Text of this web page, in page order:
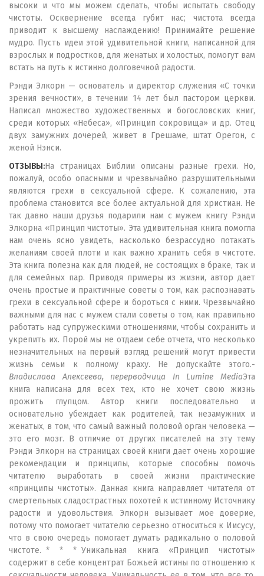
высоки и что мы можем сделать, чтобы испытать свободу
чистоты. Осквернение всегда губит нас; чистота всегда
приводит к высшему наслаждению! Принимайте решение
мудро. Пусть идеи этой удивительной книги, написанной для
взрослых и подростков, для женатых и холостых, помогут вам
встать на путь к истинно долговечной радости.
Рэнди Элкорн — основатель и директор служения «С точки
зрения вечности», в течении 14 лет был пастором церкви.
Написал множество художественных и богословских книг,
среди которых «Небеса», «Принцип сокровища» и др. Отец
двух замужних дочерей, живет в Грешаме, штат Орегон, с
женой Нэнси.
ОТЗЫВЫ:На страницах Библии описаны разные грехи. Но,
пожалуй, особо опасными и чрезвычайно разрушительными
являются грехи в сексуальной сфере. К сожалению, эта
проблема становится все более актуальной для христиан. Не
так давно наши друзья подарили нам с мужем книгу Рэнди
Элкорна «Принцип чистоты». Эта удивительная книга помогла
нам очень ясно увидеть, насколько безрассудно потакать
желаниям своей плоти и как важно хранить себя в чистоте.
Эта книга полезна как для людей, не состоящих в браке, так и
для семейных пар. Приводя примеры из жизни, автор дает
очень простые и практичные советы о том, как распознавать
грехи в сексуальной сфере и бороться с ними. Чрезвычайно
важными для нас с мужем стали советы о том, как правильно
работать над супружескими отношениями, чтобы сохранить и
укрепить их. Порой мы не отдаем себе отчета, что несколько
незначительных на первый взгляд решений могут привести
жизнь семьи к полному краху. Не допускайте этого.-
Владислава Алексеева, перерводчица In Lumine MediaЭта
книга написана для всех тех, кто не хочет свою жизнь
прожить глупцом. Автор книги последовательно и
основательно убеждает как родителей, так незамужних и
женатых, в том, что самый важный половой орган человека —
это его мозг. В отличие от других писателей на эту тему
Рэнди Элкорн на страницах своей книги дает очень хорошие
рекомендации и принципы, которые способны помочь
читателю выработать в своей жизни практические
«принципы чистоты». Данная книга направляет читателя от
смертельных сладострастных похотей к истинному Источнику
радости и удовольствия. Элкорн вызывает мое доверие,
потому что помогает читателю серьезно относиться к Иисусу,
что в свою очередь помогает думать радикально о половой
чистоте. * * * Уникальная книга «Принцип чистоты»
содержит в себе концентрат Божьей истины по отношению к